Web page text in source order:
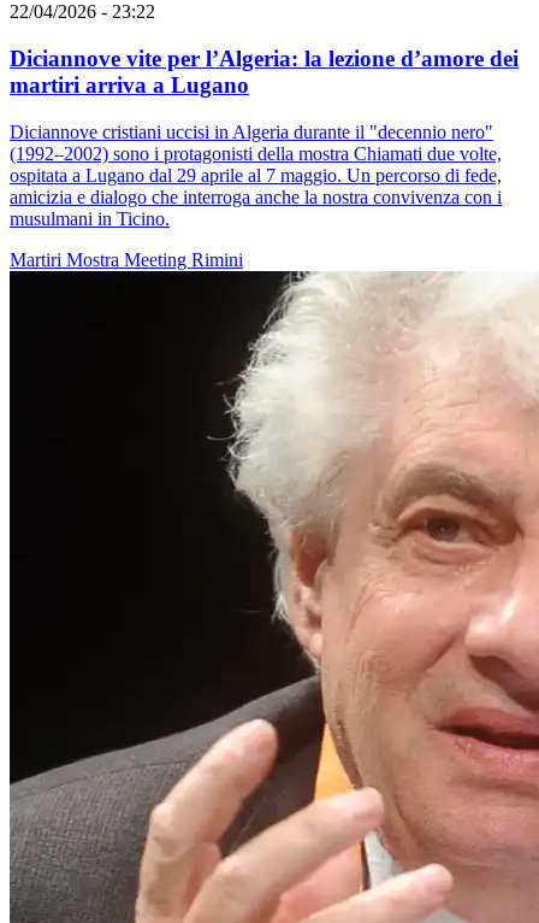
22/04/2026 - 23:22
Diciannove vite per l’Algeria: la lezione d’amore dei
martiri arriva a Lugano
Diciannove cristiani uccisi in Algeria durante il "decennio nero"
(1992–2002) sono i protagonisti della mostra Chiamati due volte,
ospitata a Lugano dal 29 aprile al 7 maggio. Un percorso di fede,
amicizia e dialogo che interroga anche la nostra convivenza con i
musulmani in Ticino.
Martiri Mostra Meeting Rimini